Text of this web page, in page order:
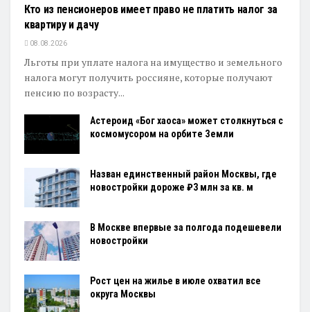
Кто из пенсионеров имеет право не платить налог за
квартиру и дачу
08.08.2026
Льготы при уплате налога на имущество и земельного
налога могут получить россияне, которые получают
пенсию по возрасту...
Астероид «Бог хаоса» может столкнуться с
космомусором на орбите Земли
Назван единственный район Москвы, где
новостройки дороже ₽3 млн за кв. м
В Москве впервые за полгода подешевели
новостройки
Рост цен на жилье в июле охватил все
округа Москвы